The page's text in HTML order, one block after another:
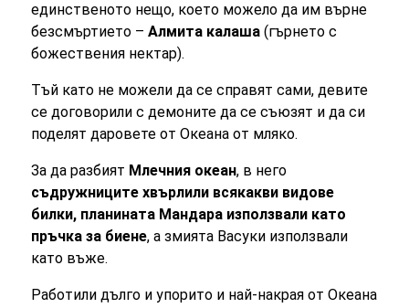
единственото нещо, което можело да им върне
безсмъртието –Алмита калаша (гърнето с
божествения нектар).
Тъй като не можели да се справят сами, девите
се договорили с демоните да се съюзят и да си
поделят даровете от Океана от мляко.
За да разбият Млечния океан, в него
съдружниците хвърлили всякакви видове
билки, планината Мандара използвали като
пръчка за биене, а змията Васуки използвали
като въже.
Работили дълго и упорито и най-накрая от Океана